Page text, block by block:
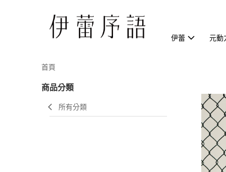
伊蕾 元動
首頁
商品分類
所有分類